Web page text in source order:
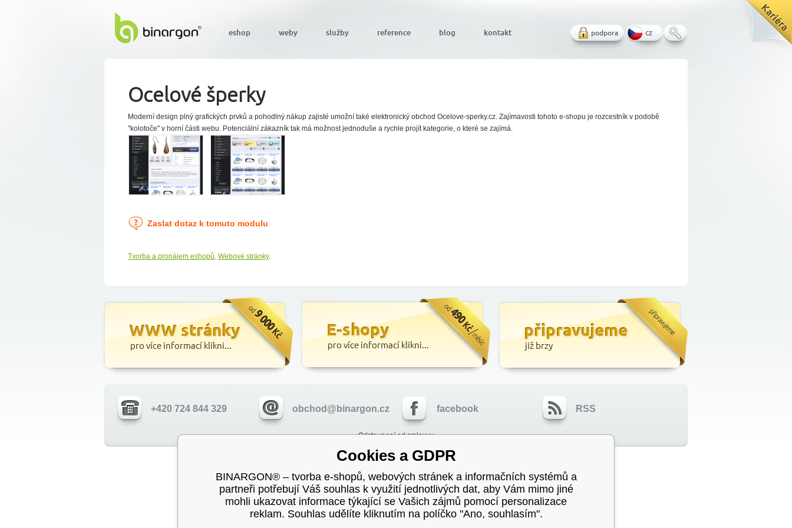
Ocelové šperky
Moderní design plný grafických prvků a pohodlný nákup zajisté umožní také elektronický obchod Ocelove-sperky.cz. Zajímavosti tohoto e-shopu je rozcestník v podobě
"kolotoče" v horní části webu. Potenciální zákazník tak má možnost jednoduše a rychle projít kategorie, o které se zajímá.
Zaslat dotaz k tomuto modulu
Tvorba a pronájem eshopů. Webové stránky.
+420 724 844 329 obchod@binargon.cz facebook RSS
Odstoupení od smlouvy
Pokud není uvedeno jinak, jsou všechny ceny uvedeny bez dph a jako ceny za měsíc.,
eshop weby služby reference blog kontakt podpora cz
Cookies a GDPR
BINARGON® – tvorba e-shopů, webových stránek a informačních systémů a
partneři potřebují Váš souhlas k využití jednotlivých dat, aby Vám mimo jiné
mohli ukazovat informace týkající se Vašich zájmů pomocí personalizace
reklam. Souhlas udělíte kliknutím na políčko "Ano, souhlasím".